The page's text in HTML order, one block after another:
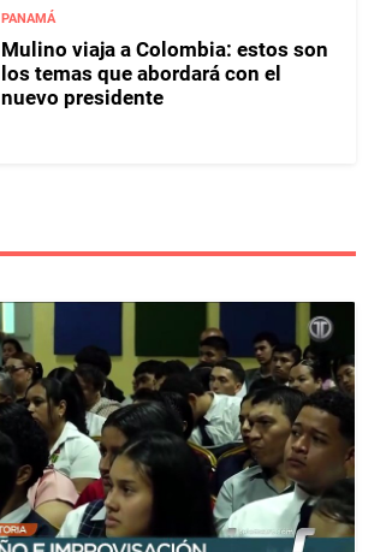
PANAMÁ
Mulino viaja a Colombia: estos son
los temas que abordará con el
nuevo presidente